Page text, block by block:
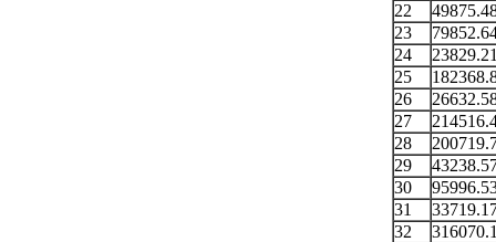
22
23
24
25
26
27
28
29
30
31
32